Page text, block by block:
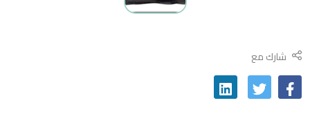
شارك مع